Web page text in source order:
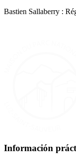
Bastien Sallaberry :
Información